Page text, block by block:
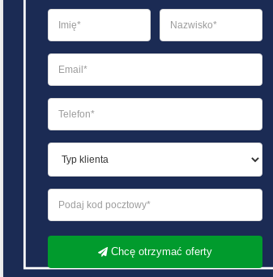
Chcę otrzymać oferty